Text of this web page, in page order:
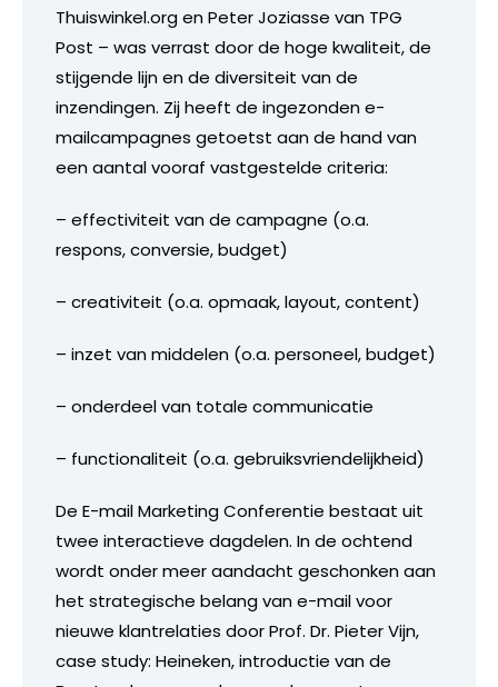
Thuiswinkel.org en Peter Joziasse van TPG
Post – was verrast door de hoge kwaliteit, de
stijgende lijn en de diversiteit van de
inzendingen. Zij heeft de ingezonden e-
mailcampagnes getoetst aan de hand van
een aantal vooraf vastgestelde criteria:
– effectiviteit van de campagne (o.a.
respons, conversie, budget)
– creativiteit (o.a. opmaak, layout, content)
– inzet van middelen (o.a. personeel, budget)
– onderdeel van totale communicatie
– functionaliteit (o.a. gebruiksvriendelijkheid)
De E-mail Marketing Conferentie bestaat uit
twee interactieve dagdelen. In de ochtend
wordt onder meer aandacht geschonken aan
het strategische belang van e-mail voor
nieuwe klantrelaties door Prof. Dr. Pieter Vijn,
case study: Heineken, introductie van de